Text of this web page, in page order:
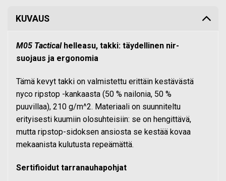
KUVAUS
M05 Tacticalhelleasu, takki: täydellinen nir-
suojaus ja ergonomia
Tämä kevyt takki on valmistettu erittäin kestävästä
nyco ripstop -kankaasta (50 % nailonia, 50 %
puuvillaa), 210 g/m^2. Materiaali on suunniteltu
erityisesti kuumiin olosuhteisiin: se on hengittävä,
mutta ripstop-sidoksen ansiosta se kestää kovaa
mekaanista kulutusta repeämättä.
Sertifioidut tarranauhapohjat